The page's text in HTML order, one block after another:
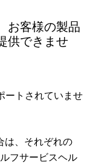
お客様の製品
供できませ
ートされていませ
は、それぞれの
フサービスヘル